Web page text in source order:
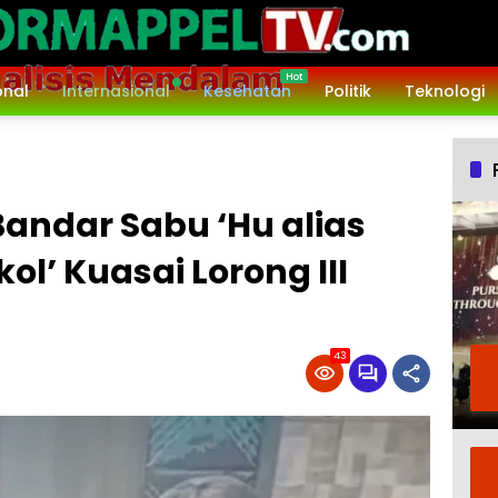
Internasional Kesehatan Politik Teknologi
Sabu ‘Hu alias
Kuasai Lorong III
43